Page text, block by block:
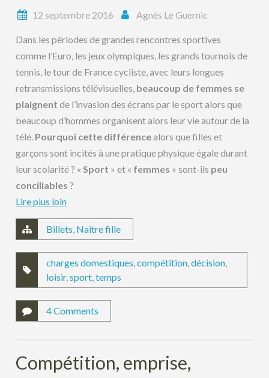
12 septembre 2016 Agnès Le Guernic
Dans les périodes de grandes rencontres sportives
comme l’Euro, les jeux olympiques, les grands tournois de
tennis, le tour de France cycliste, avec leurs longues
retransmissions télévisuelles, beaucoup de femmes se
plaignent de l’invasion des écrans par le sport alors que
beaucoup d’hommes organisent alors leur vie autour de la
télé. Pourquoi cette différencealors que filles et
garçons sont incités à une pratique physique égale durant
leur scolarité ? «Sport » et « femmes » sont-ils peu
conciliables ?
Lire plus loin
Billets, Naître fille
charges domestiques,compétition,décision,
loisir,sport,temps
4 Comments
Compétition, emprise,